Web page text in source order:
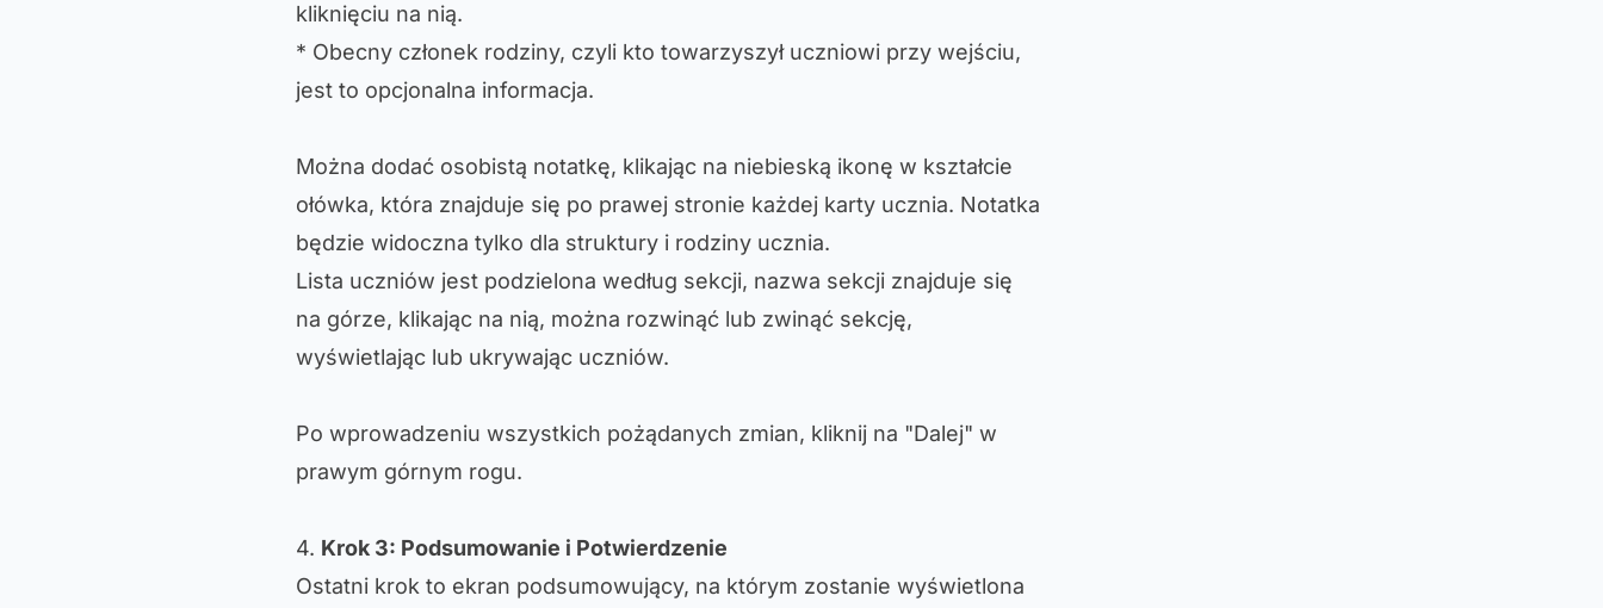
kliknięciu na nią.
* Obecny członek rodziny, czyli kto towarzyszył uczniowi przy wejściu,
jest to opcjonalna informacja.
Można dodać osobistą notatkę, klikając na niebieską ikonę w kształcie
ołówka, która znajduje się po prawej stronie każdej karty ucznia. Notatka
będzie widoczna tylko dla struktury i rodziny ucznia.
Lista uczniów jest podzielona według sekcji, nazwa sekcji znajduje się
na górze, klikając na nią, można rozwinąć lub zwinąć sekcję,
wyświetlając lub ukrywając uczniów.
Po wprowadzeniu wszystkich pożądanych zmian, kliknij na "Dalej" w
prawym górnym rogu.
4. Krok 3: Podsumowanie i Potwierdzenie
Ostatni krok to ekran podsumowujący, na którym zostanie wyświetlona